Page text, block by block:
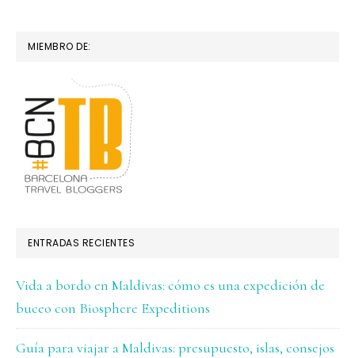
MIEMBRO DE:
ENTRADAS RECIENTES
Vida a bordo en Maldivas: cómo es una expedición de
buceo con Biosphere Expeditions
Guía para viajar a Maldivas: presupuesto, islas, consejos